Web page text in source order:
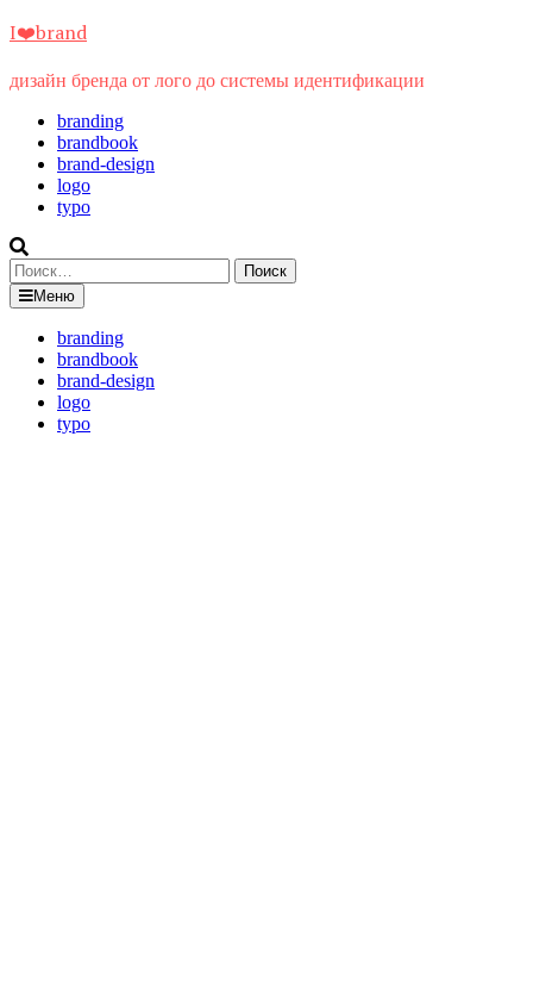
Перейти
содержимому
I❤️brand
дизайн бренда от лого до системы идентификации
branding
brandbook
brand-design
logo
typo
Найти:
Меню
branding
brandbook
brand-design
logo
typo